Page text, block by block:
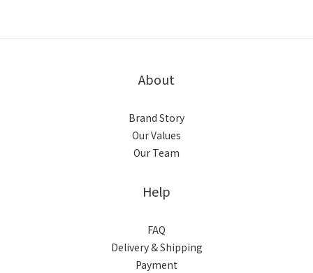
About
Brand Story
Our Values
Our Team
Help
FAQ
Delivery & Shipping
Payment